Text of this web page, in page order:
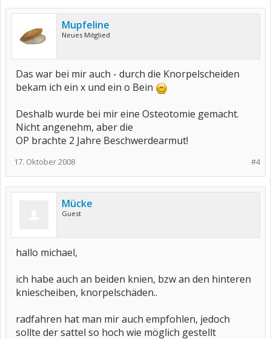
Mupfeline
Neues Mitglied
Das war bei mir auch - durch die Knorpelscheiden
bekam ich ein x und ein o Bein
Deshalb wurde bei mir eine Osteotomie gemacht.
Nicht angenehm, aber die
OP brachte 2 Jahre Beschwerdearmut!
#4
17. Oktober 2008
Mücke
Guest
hallo michael,
ich habe auch an beiden knien, bzw an den hinteren
kniescheiben, knorpelschäden..
radfahren hat man mir auch empfohlen, jedoch
sollte der sattel so hoch wie möglich gestellt